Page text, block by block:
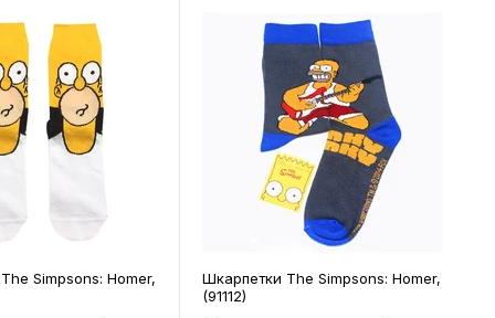
Simpsons: Homer,
Шкарпетки The Simpsons: Homer,
(91112)